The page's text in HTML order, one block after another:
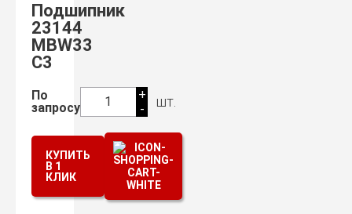
Подшипник
23144
МВW33
С3
По
запросу
1
+
-
шт.
КУПИТЬ
В 1
КЛИК